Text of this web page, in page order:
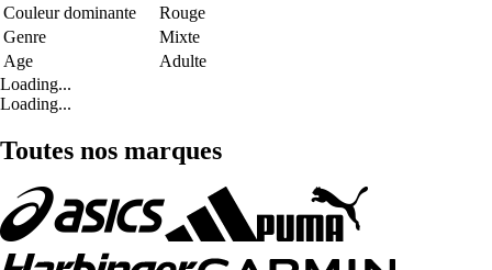
Couleur dominante
Rouge
Genre
Mixte
Age
Adulte
Loading...
Loading...
Toutes nos marques